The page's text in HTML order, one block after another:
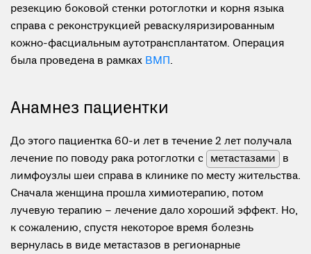
резекцию боковой стенки ротоглотки и корня языка
справа с реконструкцией реваскуляризированным
кожно-фасциальным аутотрансплантатом. Операция
была проведена в рамках ВМП.
Анамнез пациентки
До этого пациентка 60-и лет в течение 2 лет получала
лечение по поводу рака ротоглотки с метастазами в
лимфоузлы шеи справа в клинике по месту жительства.
Сначала женщина прошла химиотерапию, потом
лучевую терапию – лечение дало хороший эффект. Но,
к сожалению, спустя некоторое время болезнь
вернулась в виде метастазов в регионарные